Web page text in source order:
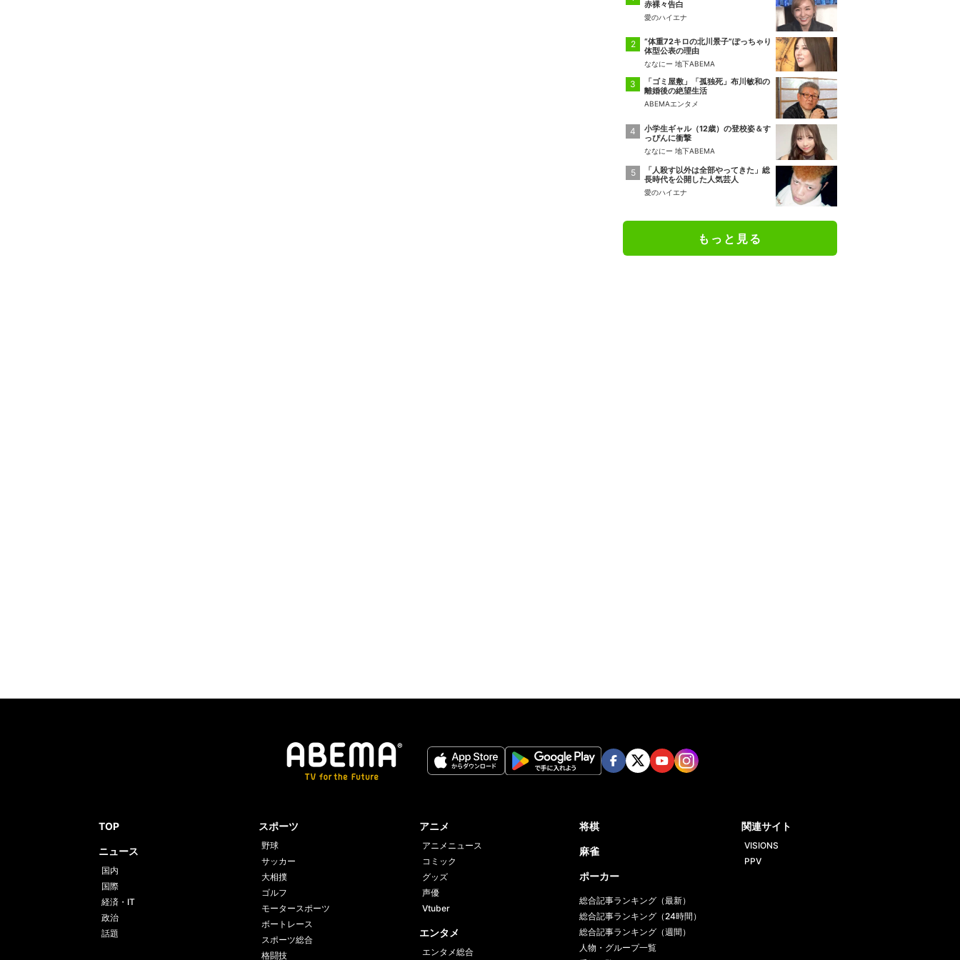
赤裸々告白
愛のハイエナ
“体重72キロの北川景子”ぽっちゃり
体型公表の理由
ななにー 地下ABEMA
「ゴミ屋敷」「孤独死」布川敏和の
離婚後の絶望生活
ABEMAエンタメ
小学生ギャル（12歳）の登校姿＆す
っぴんに衝撃
ななにー 地下ABEMA
「人殺す以外は全部やってきた」総
長時代を公開した人気芸人
愛のハイエナ
もっと見る
TOP
ニュース
国内
国際
経済・IT
政治
話題
スポーツ
野球
サッカー
大相撲
ゴルフ
モータースポーツ
ボートレース
スポーツ総合
格闘技
アニメ
アニメニュース
コミック
グッズ
声優
Vtuber
エンタメ
エンタメ総合
将棋
麻雀
ポーカー
総合記事ランキング（最新）
総合記事ランキング（24時間）
総合記事ランキング（週間）
人物・グループ一覧
関連サイト
VISIONS
PPV